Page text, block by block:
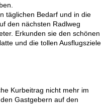
täglichen Bedarf und in die
den nächsten Radlweg
Erkunden sie den schönen
und die tollen Ausflugsziele
Kurbeitrag nicht mehr im
Gastgebern auf den